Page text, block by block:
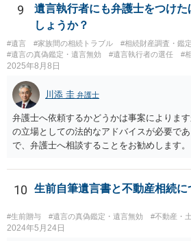
記については、不動産を相続で取得したこ
に申請する義務があります。一方、遺留分
よび遺留分を侵害する贈与・遺贈があった
時効にかかります。また、相続開始から１０
有無にかかわらず行使できなくなります。
効がいつから進むかは慎重に検討する必要が
から３年が経過しているとのことですので、
無、不動産登記、遺産分割協議書の有無を
う。特に、お姉様側だけで不動産名義を変更
ったのか、遺産分割協議書が作成されてい
以前に、法定相続分や遺産分割未了の問題
ります。 奥様において戸籍謄本、不動産登
書、遺言書の有無等を確認し、弁護士に個
われます。
9
遺言執行者にも弁護士をつけ
しょうか？
#遺言 #家族間の相続トラブル
#相続財産調査・鑑定
#遺言の真偽鑑定・遺言無効
#遺言執行者の選任 #
2025年8月8日
川添 圭 弁護士
弁護士へ依頼するかどうかは事案によりま
の立場としての法的なアドバイスが必要で
で、弁護士へ相談することをお勧めします
誘導しかしてこないと思います。
10 生前自筆遺言書と不動産相続に
#生前贈与 #遺言の真偽鑑定・遺言無効 #不動産・
2024年5月24日